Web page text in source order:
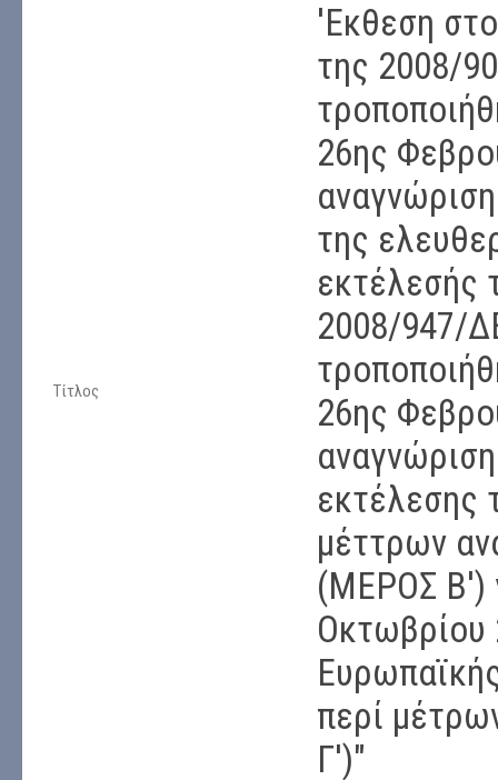
Τίτλος
'Εκθεση
της 2008/
26ης
της
εκτέλεσής
2008/947/
26ης
εκτέλεσης
μέττρων
(ΜΕΡΟΣ Β')
Οκτωβρίου
περί
Γ')"